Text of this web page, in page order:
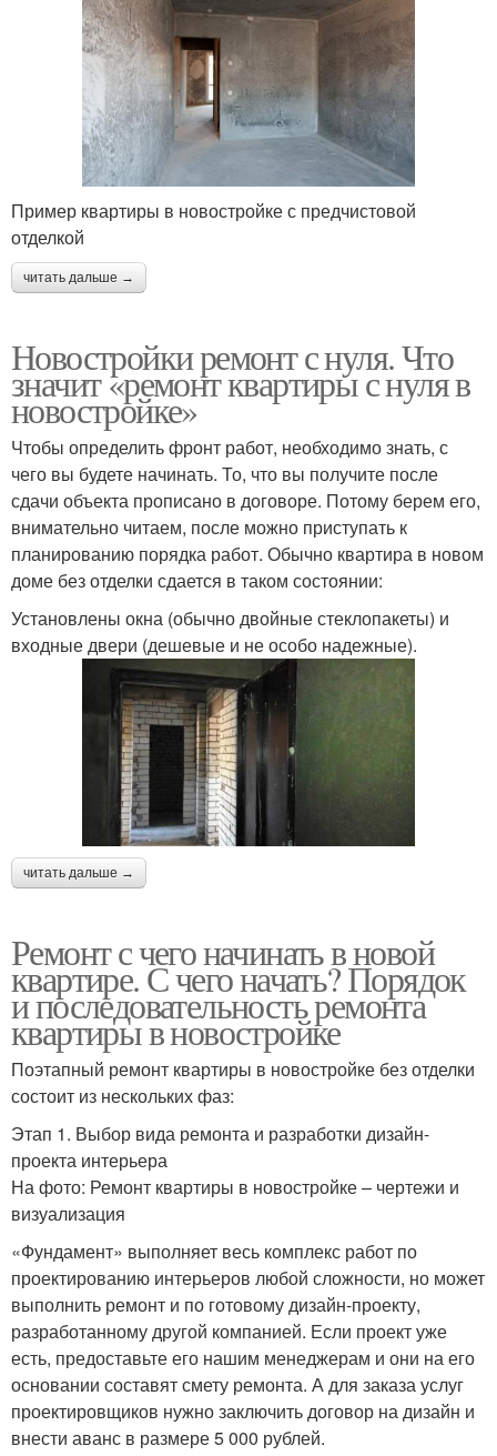
Пример квартиры в новостройке с предчистовой
отделкой
читать дальше →
Новостройки ремонт с нуля. Что
значит «ремонт квартиры с нуля в
новостройке»
Чтобы определить фронт работ, необходимо знать, с
чего вы будете начинать. То, что вы получите после
сдачи объекта прописано в договоре. Потому берем его,
внимательно читаем, после можно приступать к
планированию порядка работ. Обычно квартира в новом
доме без отделки сдается в таком состоянии:
Установлены окна (обычно двойные стеклопакеты) и
входные двери (дешевые и не особо надежные).
читать дальше →
Ремонт с чего начинать в новой
квартире. С чего начать? Порядок
и последовательность ремонта
квартиры в новостройке
Поэтапный ремонт квартиры в новостройке без отделки
состоит из нескольких фаз:
Этап 1. Выбор вида ремонта и разработки дизайн-
проекта интерьера
На фото: Ремонт квартиры в новостройке – чертежи и
визуализация
«Фундамент» выполняет весь комплекс работ по
проектированию интерьеров любой сложности, но может
выполнить ремонт и по готовому дизайн-проекту,
разработанному другой компанией. Если проект уже
есть, предоставьте его нашим менеджерам и они на его
основании составят смету ремонта. А для заказа услуг
проектировщиков нужно заключить договор на дизайн и
внести аванс в размере 5 000 рублей.